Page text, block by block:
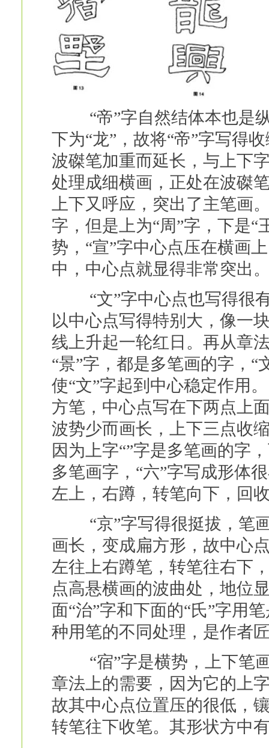
“帝”字自然结体本也是纵
下为“龙”，故将“帝”字写得
波磔笔加重而延长，与上下
处理成细横画，正处在波磔
上下又呼应，突出了主笔画
字，但是上为“周”字，下是“
势，“宣”字中心点压在横画
中，中心点就显得非常突出
“文”字中心点也写得很有
以中心点写得特别大，像一
线上升起一轮红日。再从章
“景”字，都是多笔画的字，
使“文”字起到中心稳定作用
方笔，中心点写在下两点上
波势少而画长，上下三点收
因为上字“”字是多笔画的字
多笔画字，“六”字写成形体
左上，右蹲，转笔向下，回
“京”字写得很挺拔，笔画
画长，变成扁方形，故中心
左往上右蹲笔，转笔往右下
点高悬横画的波曲处，地位
面“治”字和下面的“氏”字用
种用笔的不同处理，是作者
“宿”字是横势，上下笔画
章法上的需要，因为它的上
故其中心点位置压的很低，
转笔往下收笔。其形状方中